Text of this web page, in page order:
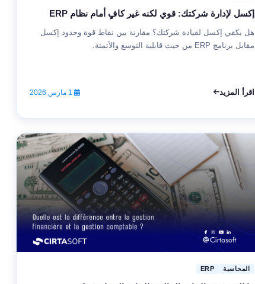
إكسل لإدارة شركتك: قوي لكنه غير كافٍ أمام نظام ERP
هل يكفي إكسل لقيادة شركتك؟ مقارنة بين نقاط قوة وحدود إكسل
مقابل برنامج ERP من حيث قابلية التوسع والأتمتة.
اقرأ المزيد
المحاسبة ERP